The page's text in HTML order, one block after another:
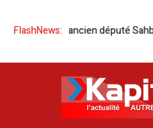
FlashNews:
pour l’ancien député Sahbi Smara